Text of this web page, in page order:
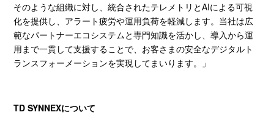
そのような組織に対し、統合されたテレメトリとAIによる可視
化を提供し、アラート疲労や運用負荷を軽減します。当社は広
範なパートナーエコシステムと専門知識を活かし、導入から運
用まで一貫して支援することで、お客さまの安全なデジタルト
ランスフォーメーションを実現してまいります。」
TD SYNNEXについて